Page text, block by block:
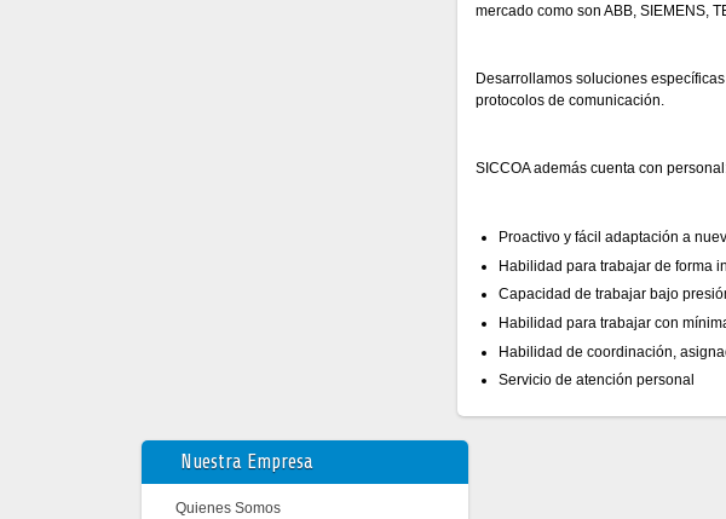
mercado como son ABB, SIEMENS,
Desarrollamos soluciones
protocolos de comunicación.
SICCOA además cuenta con
Proactivo y fácil adaptación a
Habilidad para trabajar de forma
Capacidad de trabajar bajo
Habilidad para trabajar con
Habilidad de coordinación,
Servicio de atención personal
Nuestra Empresa
Quienes Somos